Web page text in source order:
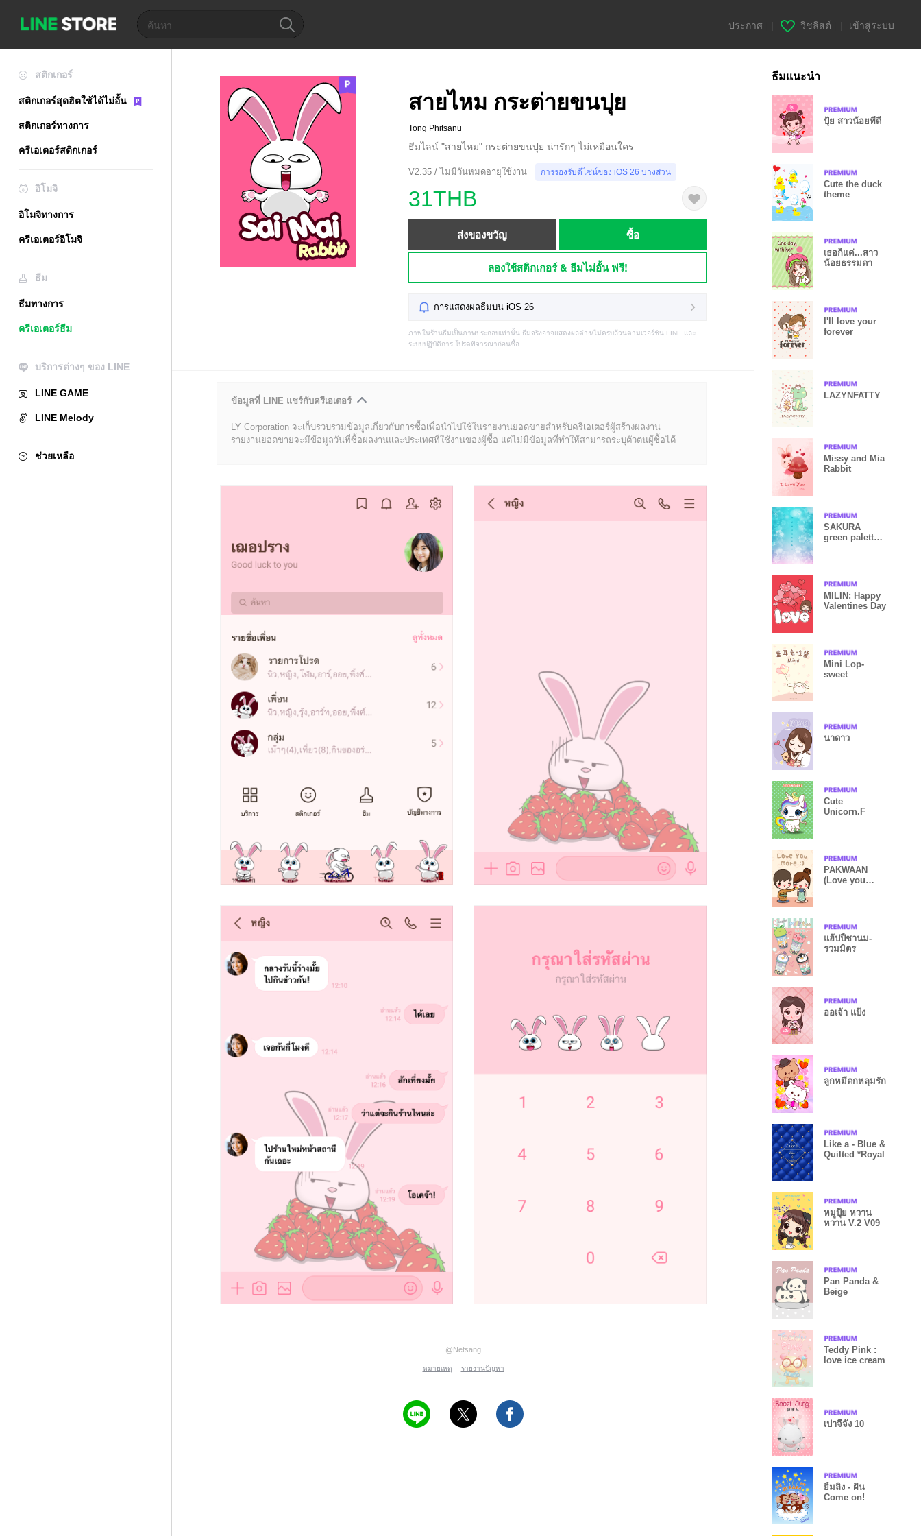
ประกาศ วิชลิสต์ เข้าสู่ระบบ
สติกเกอร์
สติกเกอร์สุดฮิตใช้ได้ไม่อั้น
สติกเกอร์ทางการ
ครีเอเตอร์สติกเกอร์
อิโมจิ
อิโมจิทางการ
ครีเอเตอร์อิโมจิ
ธีม
ธีมทางการ
ครีเอเตอร์ธีม
บริการต่างๆ ของ LINE
LINE GAME
LINE Melody
ช่วยเหลือ
สายไหม กระต่ายขนปุย
Tong Phitsanu
ธีมไลน์ "สายไหม" กระต่ายขนปุย น่ารักๆ ไม่เหมือนใคร
V2.35 / ไม่มีวันหมดอายุใช้งาน การรองรับดีไซน์ของ iOS 26 บางส่วน
31THB
ส่งของขวัญ ซื้อ
ลองใช้สติกเกอร์ & ธีมไม่อั้น ฟรี!
การแสดงผลธีมบน iOS 26
ภาพในร้านธีมเป็นภาพประกอบเท่านั้น ธีมจริงอาจแสดงผลต่าง/ไม่ครบถ้วนตามเวอร์ชัน LINE และ
ระบบปฏิบัติการ โปรดพิจารณาก่อนซื้อ
ข้อมูลที่ LINE แชร์กับครีเอเตอร์
LY Corporation จะเก็บรวบรวมข้อมูลเกี่ยวกับการซื้อเพื่อนำไปใช้ในรายงานยอดขายสำหรับครีเอเตอร์ผู้สร้างผลงาน
รายงานยอดขายจะมีข้อมูลวันที่ซื้อผลงานและประเทศที่ใช้งานของผู้ซื้อ แต่ไม่มีข้อมูลที่ทำให้สามารถระบุตัวตนผู้ซื้อได้
@Netsang
หมายเหตุ รายงานปัญหา
ธีมแนะนำ
ปุ้ย สาวน้อยที่ดี
Cute the duck
theme
เธอก็แค่...สาว
น้อยธรรมดา
I'll love your
forever
LAZYNFATTY
Missy and Mia
Rabbit
SAKURA
green palette
MILIN: Happy
Valentines Day
Mini Lop-
sweet
นาดาว
Cute
Unicorn.F
PAKWAAN
(Love you
แฮ้ปปี้ชานม-
รวมมิตร
ออเจ้า แป้ง
ลูกหมีตกหลุมรัก
Like a - Blue &
Quilted *Royal
หมูปุ้ย หวาน
หวาน V.2 V09
Pan Panda &
Beige
Teddy Pink :
love ice cream
เปาจีจัง 10
ยิ้มลิง - ฝัน
Come on!